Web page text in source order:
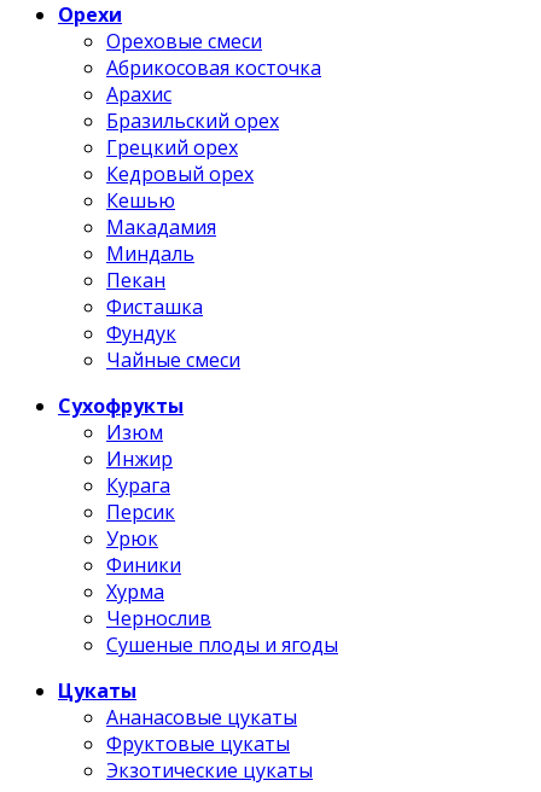
Орехи
Ореховые смеси
Абрикосовая косточка
Арахис
Бразильский орех
Грецкий орех
Кедровый орех
Кешью
Макадамия
Миндаль
Пекан
Фисташка
Фундук
Чайные смеси
Сухофрукты
Изюм
Инжир
Курага
Персик
Урюк
Финики
Хурма
Чернослив
Сушеные плоды и ягоды
Цукаты
Ананасовые цукаты
Фруктовые цукаты
Экзотические цукаты